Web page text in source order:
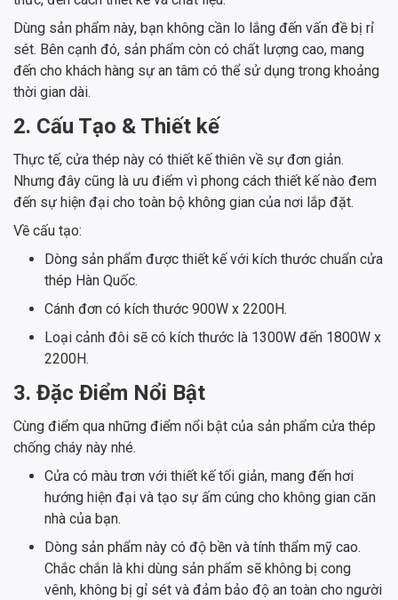
Dùng sản phẩm này, bạn không cần lo lắng đến vấn đề bị rỉ
sét. Bên cạnh đó, sản phẩm còn có chất lượng cao, mang
đến cho khách hàng sự an tâm có thể sử dụng trong khoảng
thời gian dài.
2. Cấu Tạo & Thiết kế
Thực tế, cửa thép này có thiết kế thiên về sự đơn giản.
Nhưng đây cũng là ưu điểm vì phong cách thiết kế nào đem
đến sự hiện đại cho toàn bộ không gian của nơi lắp đặt.
Về cấu tạo:
Dòng sản phẩm được thiết kế với kích thước chuẩn cửa
thép Hàn Quốc.
Cánh đơn có kích thước 900W x 2200H.
Loại cảnh đôi sẽ có kích thước là 1300W đến 1800W x
2200H.
3. Đặc Điểm Nổi Bật
Cùng điểm qua những điểm nổi bật của sản phẩm cửa thép
chống cháy này nhé.
Cửa có màu trơn với thiết kế tối giản, mang đến hơi
hướng hiện đại và tạo sự ấm cúng cho không gian căn
nhà của bạn.
Dòng sản phẩm này có độ bền và tính thẩm mỹ cao.
Chắc chắn là khi dùng sản phẩm sẽ không bị cong
vênh, không bị gỉ sét và đảm bảo độ an toàn cho người